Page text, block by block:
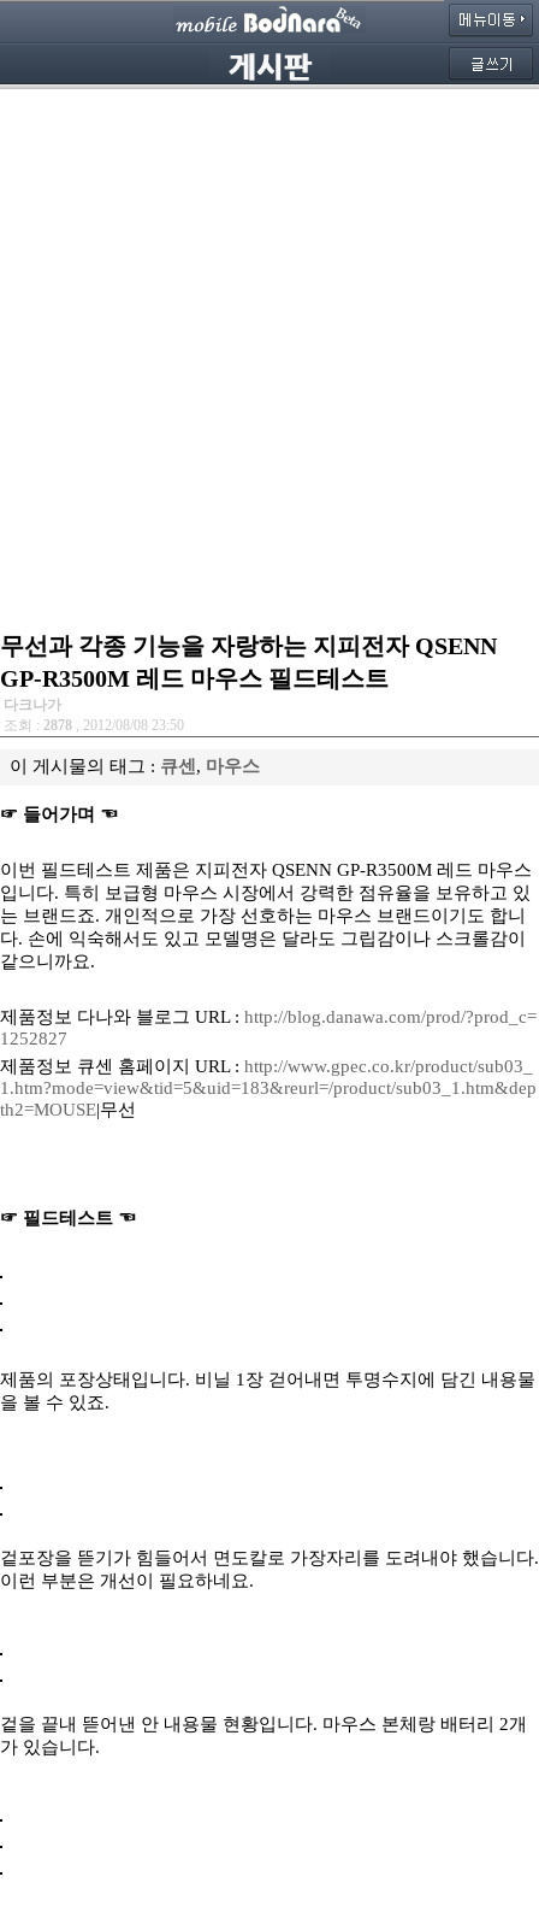
무선과 각종 기능을 자랑하는 지피전자 QSENN
GP-R3500M 레드 마우스 필드테스트
다크나가
조회 : 2878 , 2012/08/08 23:50
이 게시물의 태그 : 큐센 , 마우스
☞ 들어가며 ☜
이번 필드테스트 제품은 지피전자 QSENN GP-R3500M 레드 마우스
입니다. 특히 보급형 마우스 시장에서 강력한 점유율을 보유하고 있
는 브랜드죠. 개인적으로 가장 선호하는 마우스 브랜드이기도 합니
다. 손에 익숙해서도 있고 모델명은 달라도 그립감이나 스크롤감이
같으니까요.
제품정보 다나와 블로그 URL : http://blog.danawa.com/prod/?prod_c=
1252827
제품정보 큐센 홈페이지 URL : http://www.gpec.co.kr/product/sub03_
1.htm?mode=view&tid=5&uid=183&reurl=/product/sub03_1.htm&dep
th2=MOUSE|무선
☞ 필드테스트 ☜
제품의 포장상태입니다. 비닐 1장 걷어내면 투명수지에 담긴 내용물
을 볼 수 있죠.
겉포장을 뜯기가 힘들어서 면도칼로 가장자리를 도려내야 했습니다.
이런 부분은 개선이 필요하네요.
겉을 끝내 뜯어낸 안 내용물 현황입니다. 마우스 본체랑 배터리 2개
가 있습니다.